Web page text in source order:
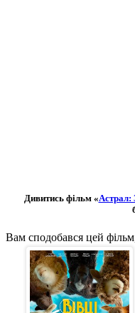
Дивитись фільм «Астрал:
Вам сподобався цей